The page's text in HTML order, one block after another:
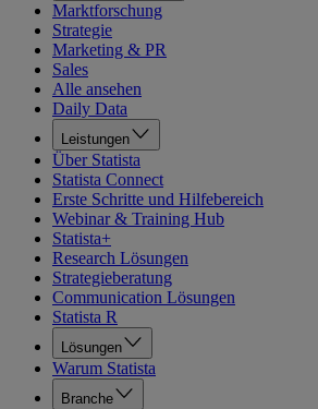
Marktforschung
Strategie
Marketing & PR
Sales
Alle ansehen
Daily Data
Leistungen
Über Statista
Statista Connect
Erste Schritte und Hilfebereich
Webinar & Training Hub
Statista+
Research Lösungen
Strategieberatung
Communication Lösungen
Statista R
Lösungen
Warum Statista
Branche